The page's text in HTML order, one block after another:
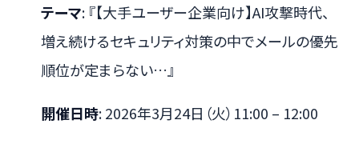
テーマ: 『【大手ユーザー企業向け】AI攻撃時代、
増え続けるセキュリティ対策の中でメールの優先
順位が定まらない…』
開催日時: 2026年3月24日（火）11:00 – 12:00